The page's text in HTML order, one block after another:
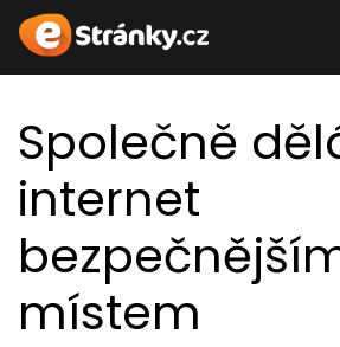
Společně
internet
místem